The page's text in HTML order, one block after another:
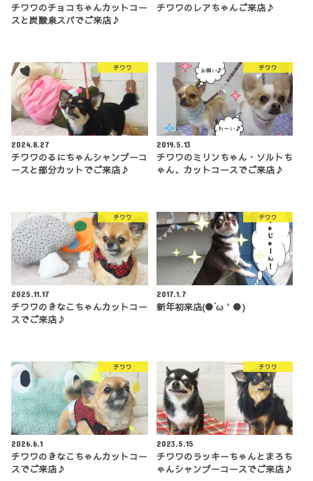
チワワのチョコちゃんカットコー
スと炭酸泉スパでご来店♪
チワワのレアちゃんご来店♪
チワワ
2024.8.27
チワワのるにちゃんシャンプーコ
ースと部分カットでご来店♪
チワワ
2019.5.13
チワワのミリンちゃん・ソルトち
ゃん、カットコースでご来店♪
チワワ
2025.11.17
チワワのきなこちゃんカットコー
スでご来店♪
チワワ
2017.1.7
新年初来店(●´ω｀●)
チワワ
2026.6.1
チワワのきなこちゃんカットコー
スでご来店♪
チワワ
2023.5.15
チワワのラッキーちゃんとまろち
ゃんシャンプーコースでご来店♪